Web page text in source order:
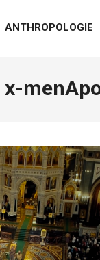
ANTHROPOLOGIE
x-